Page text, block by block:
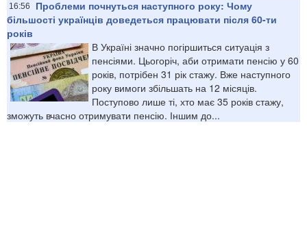
16:56
Проблеми почнуться наступного року: Чому
більшості українців доведеться працювати після 60-ти
років
В Україні значно погіршиться ситуація з
пенсіями. Цьогоріч, аби отримати пенсію у 60
років, потрібен 31 рік стажу. Вже наступного
року вимоги збільшать на 12 місяців.
Поступово лише ті, хто має 35 років стажу,
зможуть вчасно отримувати пенсію. Іншим до...